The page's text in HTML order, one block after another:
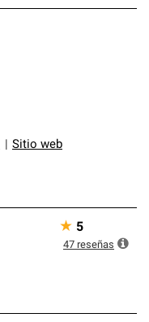
Sitio web
★ 5
47 reseñas